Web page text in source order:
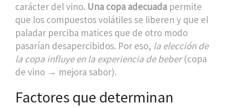
carácter del vino. Una copa adecuada permite
que los compuestos volátiles se liberen y que el
paladar perciba matices que de otro modo
pasarían desapercibidos. Por eso, la elección de
la copa influye en la experiencia de beber(copa
de vino → mejora sabor).
Factores que determinan